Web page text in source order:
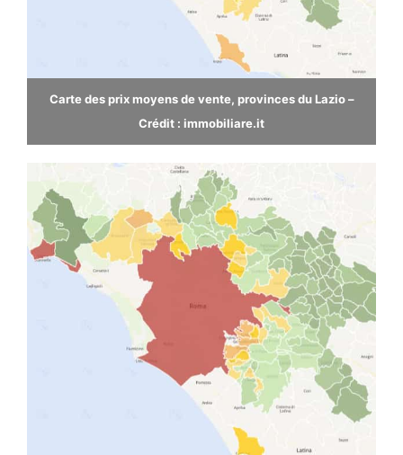
Carte des prix moyens de vente, provinces du Lazio –
Crédit : immobiliare.it